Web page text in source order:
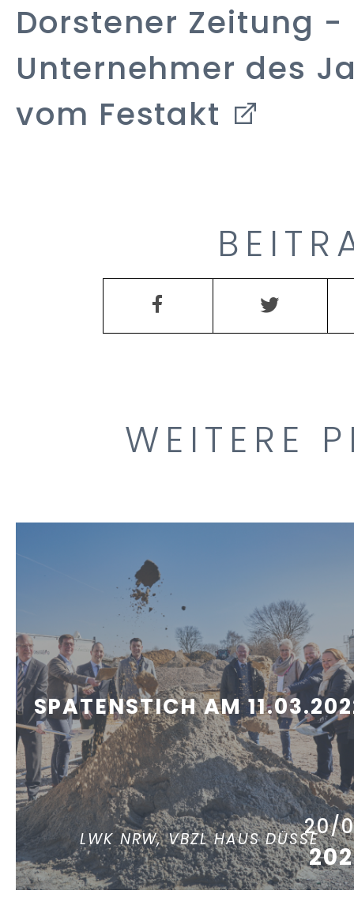
Dorstener Zeitung -
Unternehmer des
vom Festakt
WEITERE
SPATENSTICH AM
LWK NRW, VBZL HAUS DÜSSE20/